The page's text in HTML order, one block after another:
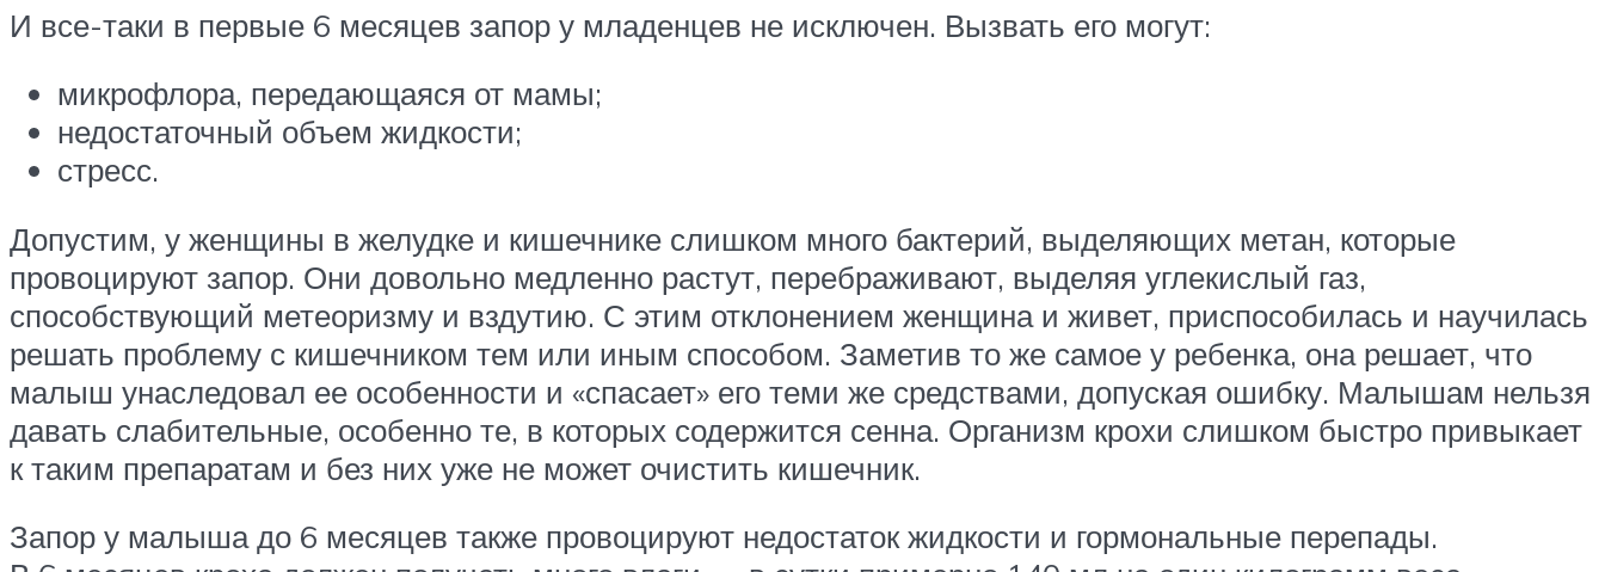
И все-таки в первые 6 месяцев запор у младенцев не исключен. Вызвать его могут:
микрофлора, передающаяся от мамы;
недостаточный объем жидкости;
стресс.
Допустим, у женщины в желудке и кишечнике слишком много бактерий, выделяющих метан, которые
провоцируют запор. Они довольно медленно растут, перебраживают, выделяя углекислый газ,
способствующий метеоризму и вздутию. С этим отклонением женщина и живет, приспособилась и научилась
решать проблему с кишечником тем или иным способом. Заметив то же самое у ребенка, она решает, что
малыш унаследовал ее особенности и «спасает» его теми же средствами, допуская ошибку. Малышам нельзя
давать слабительные, особенно те, в которых содержится сенна. Организм крохи слишком быстро привыкает
к таким препаратам и без них уже не может очистить кишечник.
Запор у малыша до 6 месяцев также провоцируют недостаток жидкости и гормональные перепады.